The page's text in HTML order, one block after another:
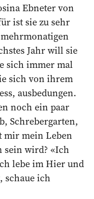
Ebneter von
ist sie zu sehr
Jahr will sie
sich immer mal
sich von ihrem
ausbedungen.
noch ein paar
Schrebergarten,
mir mein Leben
sein wird? «Ich
lebe im Hier und
schaue ich